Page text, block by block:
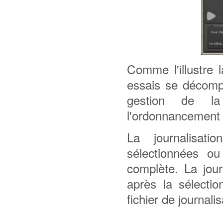
Comme l'illustre
essais se
gestion de
La
sélectionnées
complète. La
après la
fichier de